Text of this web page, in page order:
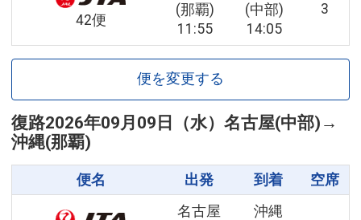
42便
(那覇)
11:55
(中部)
14:05
3
便を変更する
復路2026年09月09日（水） 名古屋(中部) →
沖縄(那覇)
便名 出発 到着 空席
名古屋
沖縄